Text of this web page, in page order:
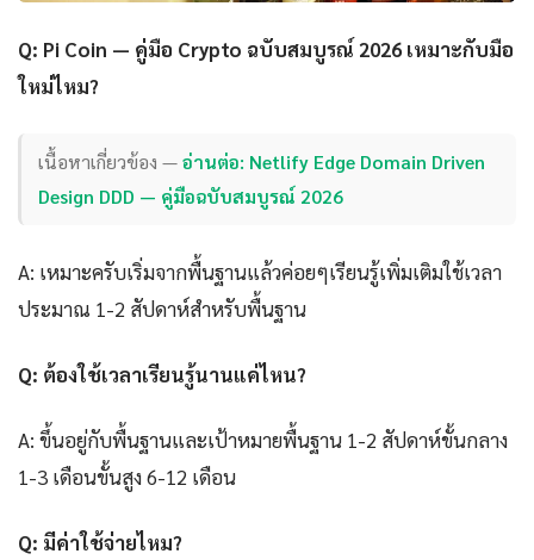
Q: Pi Coin — คู่มือ Crypto ฉบับสมบูรณ์ 2026 เหมาะกับมือ
ใหม่ไหม?
เนื้อหาเกี่ยวข้อง —อ่านต่อ: Netlify Edge Domain Driven
Design DDD — คู่มือฉบับสมบูรณ์ 2026
A: เหมาะครับเริ่มจากพื้นฐานแล้วค่อยๆเรียนรู้เพิ่มเติมใช้เวลา
ประมาณ 1-2 สัปดาห์สำหรับพื้นฐาน
Q: ต้องใช้เวลาเรียนรู้นานแค่ไหน?
A: ขึ้นอยู่กับพื้นฐานและเป้าหมายพื้นฐาน 1-2 สัปดาห์ขั้นกลาง
1-3 เดือนขั้นสูง 6-12 เดือน
Q: มีค่าใช้จ่ายไหม?